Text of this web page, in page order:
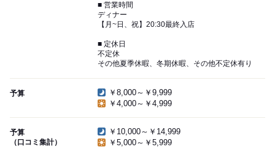
■ 営業時間
ディナー
【月~日、祝】20:30最終入店
■ 定休日
不定休
その他夏季休暇、冬期休暇、その他不定休有り
予算
￥8,000～￥9,999
￥4,000～￥4,999
予算
（口コミ集計）
￥10,000～￥14,999
￥5,000～￥5,999